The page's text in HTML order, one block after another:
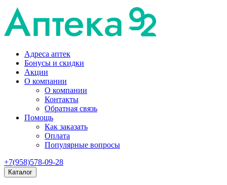
Адреса аптек
Бонусы и скидки
Акции
О компании
О компании
Контакты
Обратная связь
Помощь
Как заказать
Оплата
Популярные вопросы
+7(958)578-09-28
Каталог